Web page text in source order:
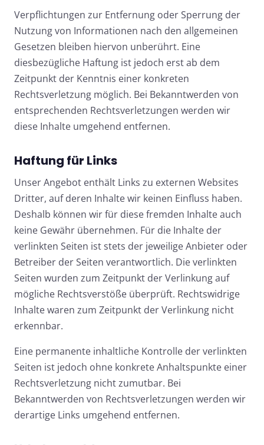
Verpflichtungen zur Entfernung oder Sperrung der
Nutzung von Informationen nach den allgemeinen
Gesetzen bleiben hiervon unberührt. Eine
diesbezügliche Haftung ist jedoch erst ab dem
Zeitpunkt der Kenntnis einer konkreten
Rechtsverletzung möglich. Bei Bekanntwerden von
entsprechenden Rechtsverletzungen werden wir
diese Inhalte umgehend entfernen.
Haftung für Links
Unser Angebot enthält Links zu externen Websites
Dritter, auf deren Inhalte wir keinen Einfluss haben.
Deshalb können wir für diese fremden Inhalte auch
keine Gewähr übernehmen. Für die Inhalte der
verlinkten Seiten ist stets der jeweilige Anbieter oder
Betreiber der Seiten verantwortlich. Die verlinkten
Seiten wurden zum Zeitpunkt der Verlinkung auf
mögliche Rechtsverstöße überprüft. Rechtswidrige
Inhalte waren zum Zeitpunkt der Verlinkung nicht
erkennbar.
Eine permanente inhaltliche Kontrolle der verlinkten
Seiten ist jedoch ohne konkrete Anhaltspunkte einer
Rechtsverletzung nicht zumutbar. Bei
Bekanntwerden von Rechtsverletzungen werden wir
derartige Links umgehend entfernen.